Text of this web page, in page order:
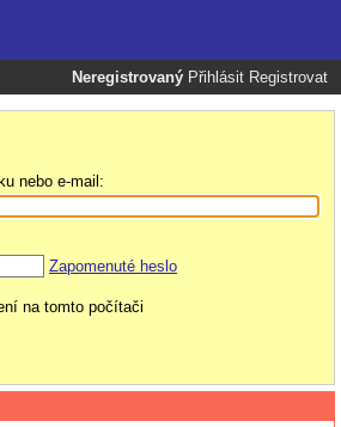
Neregistrovaný Přihlásit Registrovat
nebo e-mail:
Zapomenuté heslo
na tomto počítači